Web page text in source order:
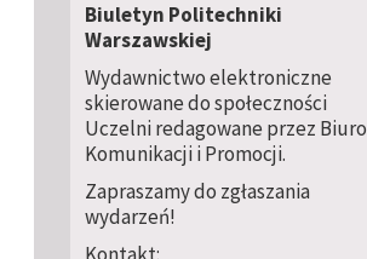
Biuletyn Politechniki
Warszawskiej
Wydawnictwo elektroniczne
skierowane do społeczności
Uczelni redagowane przez Biuro
Komunikacji i Promocji.
Zapraszamy do zgłaszania
wydarzeń!